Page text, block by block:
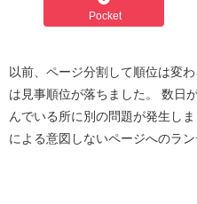
Pocket
以前、ページ分割して順位は変
は見事順位が落ちました。 数日
んでいる所に別の問題が発生し
による意図しないページへのラン